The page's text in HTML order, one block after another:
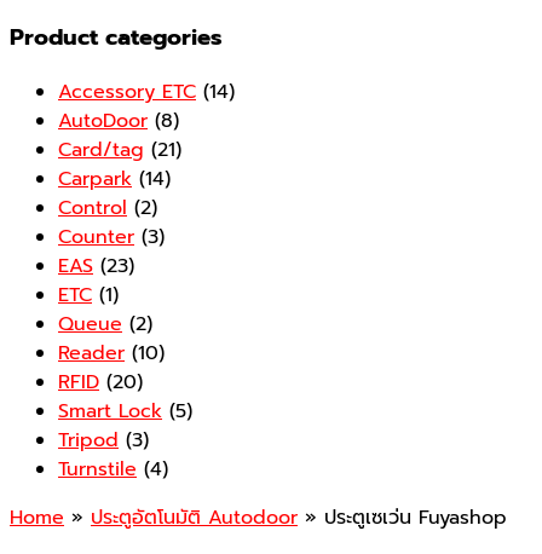
Product categories
Accessory ETC (14)
AutoDoor (8)
Card/tag (21)
Carpark (14)
Control (2)
Counter (3)
EAS (23)
ETC (1)
Queue (2)
Reader (10)
RFID (20)
Smart Lock (5)
Tripod (3)
Turnstile (4)
Home » ประตูอัตโนมัติ Autodoor » ประตูเซเว่น Fuyashop